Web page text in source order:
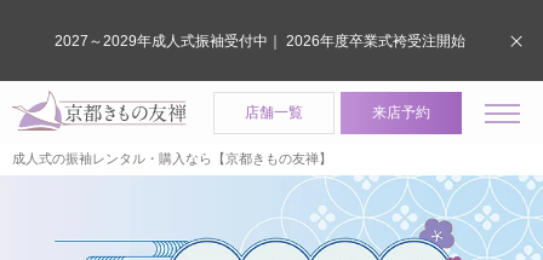
店舗一覧 来店予約
成人式の振袖レンタル・購入なら【京都きもの友禅】
2027～2029年成人式振袖受付中｜ 2026年度卒業式袴受注開始